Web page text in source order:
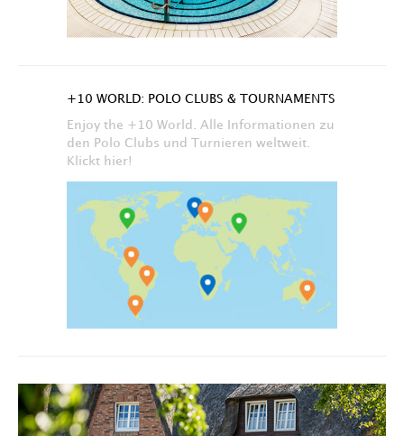
+10 WORLD: POLO CLUBS & TOURNAMENTS
Enjoy the +10 World. Alle Informationen zu
den Polo Clubs und Turnieren weltweit.
Klickt hier!